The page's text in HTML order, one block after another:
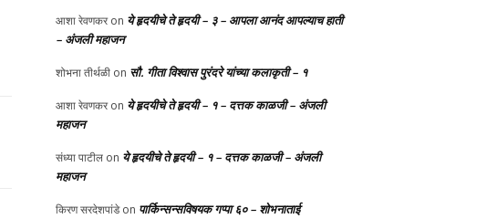
आशा रेवणकरon ये हृदयीचे ते हृदयी – ३ – आपला आनंद आपल्याच हाती
– अंजली महाजन
शोभना तीर्थळी on सौ. गीता विश्वास पुरंदरे यांच्या कलाकृती – १
आशा रेवणकरon ये हृदयीचे ते हृदयी – १ – दत्तक काळजी – अंजली
महाजन
संध्या पाटील on ये हृदयीचे ते हृदयी – १ – दत्तक काळजी – अंजली
महाजन
किरण सरदेशपांडेon पार्किन्सन्सविषयक गप्पा ६० – शोभनाताई